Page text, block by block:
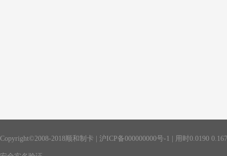
Copyright©2008-2018顺和制卡 | 沪ICP备000000000号-1 | 用时0.0190 0.167